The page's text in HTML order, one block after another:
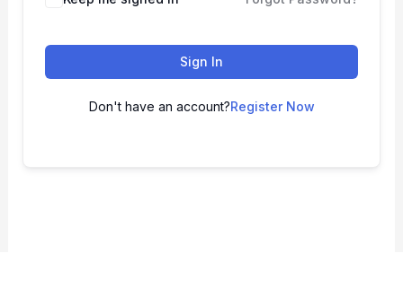
Sign In
Don't have an account?Register Now